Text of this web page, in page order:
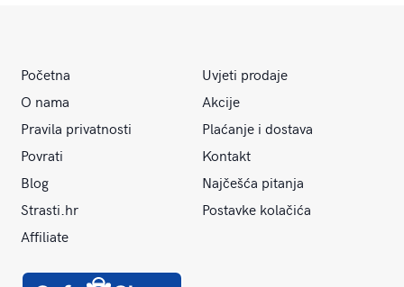
Početna
Uvjeti prodaje
O nama
Akcije
Pravila privatnosti
Plaćanje i dostava
Povrati
Kontakt
Blog
Najčešća pitanja
Strasti.hr
Postavke kolačića
Affiliate